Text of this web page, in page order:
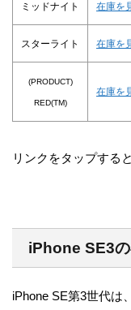
ミッドナイト 在庫を
スターライト 在庫を
(PRODUCT)
RED(TM)
在庫を
リンクをタップする
iPhone SE3
iPhone SE第3世代は